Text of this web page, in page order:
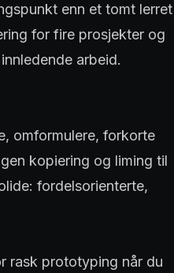
enn et tomt lerret
for fire prosjekter og
arbeid.
omformulere, forkorte
kopiering og liming til
fordelsorienterte,
rask prototyping når du